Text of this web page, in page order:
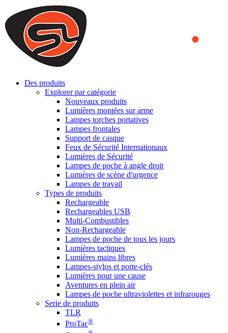
We use cookies to ensure that we provide you the best experience
on our website. By continuing to browse this website, you accept
that cookies are used to help us analyze how the website is used and
to offer you a better experience. To learn more or to find out how
you can disable cookies, you can access our
Des produits
Explorer par catégorie
Nouveaux produits
Lumières montées sur arme
Lampes torches portatives
Lampes frontales
Support de casque
Feux de Sécurité Internationaux
Lumières de Sécurité
Lampes de poche à angle droit
Lumières de scène d'urgence
Lampes de travail
Types de produits
Rechargeable
Rechargeables USB
Multi-Combustibles
Non-Rechargeable
Lampes de poche de tous les jours
Lumières tactiques
Lumières mains libres
Lampes-stylos et porte-clés
Lumières pour une cause
Aventures en plein air
Lampes de poche ultraviolettes et infrarouges
Serie de produits
TLR
ProTac®